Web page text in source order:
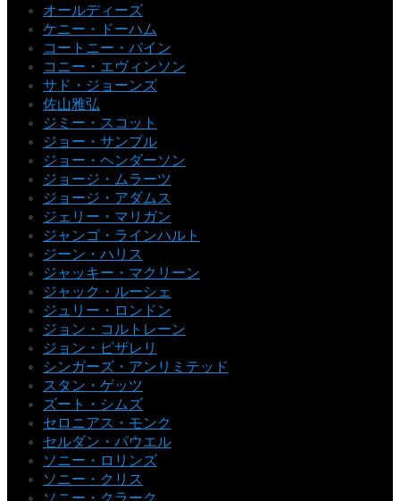
オールディーズ
ケニー・ドーハム
コートニー・パイン
コニー・エヴィンソン
サド・ジョーンズ
佐山雅弘
ジミー・スコット
ジョー・サンプル
ジョー・ヘンダーソン
ジョージ・ムラーツ
ジョージ・アダムス
ジェリー・マリガン
ジャンゴ・ラインハルト
ジーン・ハリス
ジャッキー・マクリーン
ジャック・ルーシェ
ジュリー・ロンドン
ジョン・コルトレーン
ジョン・ピザレリ
シンガーズ・アンリミテッド
スタン・ゲッツ
ズート・シムズ
セロニアス・モンク
セルダン・パウエル
ソニー・ロリンズ
ソニー・クリス
ソニー・クラーク